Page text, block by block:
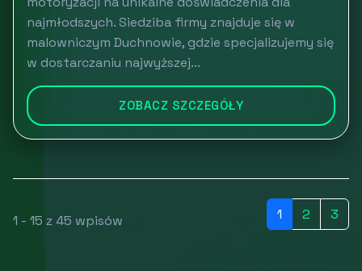
najmłodszych. Siedziba firmy znajduje się w
malowniczym Duchnowie, gdzie specjalizujemy się
w dostarczaniu najwyższej...
ZOBACZ SZCZEGÓŁY
1 - 15 z 45 wpisów 1 2 3